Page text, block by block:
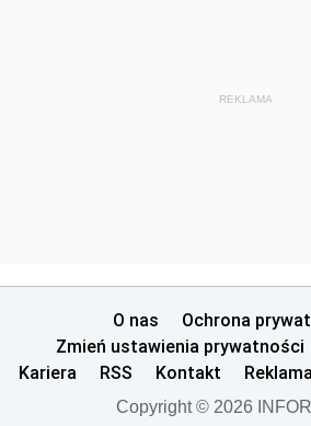
REKLAMA
O nas
Ochrona
Zmień ustawienia prywatności
Kariera
RSS Kontakt Reklama
Copyright © 2026